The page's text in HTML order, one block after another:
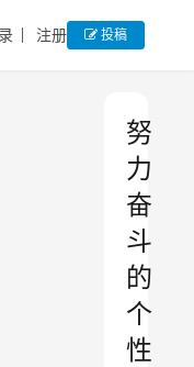
注册 投稿
努
力
奋
斗
的
个
性